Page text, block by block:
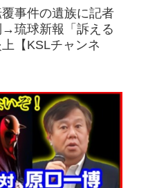
覆事件の遺族に記者
→琉球新報「訴える
【KSLチャンネ